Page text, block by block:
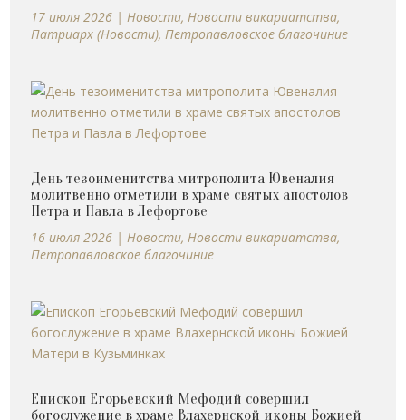
17 июля 2026 |Новости,Новости викариатства,
Патриарх (Новости),Петропавловское благочиние
День тезоименитства митрополита Ювеналия
молитвенно отметили в храме святых апостолов
Петра и Павла в Лефортове
16 июля 2026 |Новости,Новости викариатства,
Петропавловское благочиние
Епископ Егорьевский Мефодий совершил
богослужение в храме Влахернской иконы Божией